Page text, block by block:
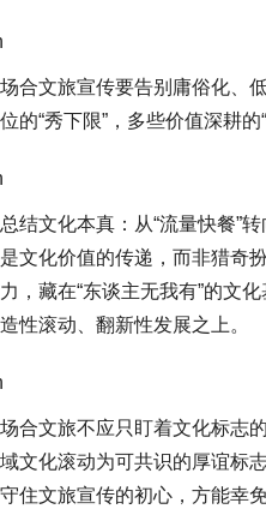
场合文旅宣传要告别庸俗化、
位的“秀下限”，多些价值深耕的“
总结文化本真：从“流量快餐”
是文化价值的传递，而非猎奇
力，藏在“东谈主无我有”的文
造性滚动、翻新性发展之上。
场合文旅不应只盯着文化标志
域文化滚动为可共识的厚谊标
守住文旅宣传的初心，方能幸免